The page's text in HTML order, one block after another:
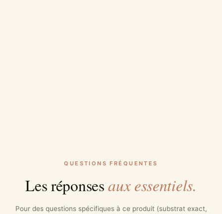
QUESTIONS FRÉQUENTES
Les réponsesaux essentiels.
Pour des questions spécifiques à ce produit (substrat exact,